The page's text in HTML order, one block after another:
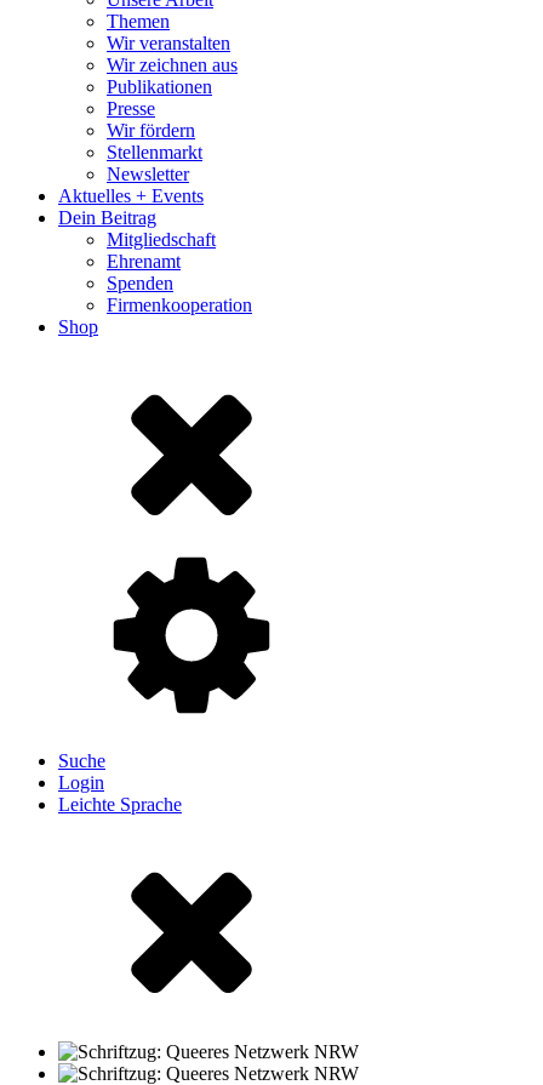
Themen
Wir veranstalten
Wir zeichnen aus
Publikationen
Presse
Wir fördern
Stellenmarkt
Newsletter
Aktuelles + Events
Dein Beitrag
Mitgliedschaft
Ehrenamt
Spenden
Firmenkooperation
Shop
Suche
Login
Leichte Sprache